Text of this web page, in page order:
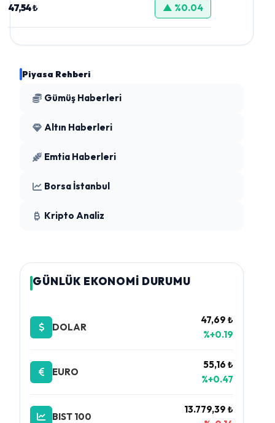
47,54 ₺
▲ %0.04
Piyasa Rehberi
Gümüş Haberleri
Altın Haberleri
Emtia Haberleri
Borsa İstanbul
Kripto Analiz
GÜNLÜK EKONOMİ DURUMU
DOLAR
47,69 ₺
%+0.19
EURO
55,16 ₺
%+0.47
BIST 100
13.779,39 ₺